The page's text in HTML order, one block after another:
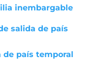
inembargable
salida de país
de país temporal